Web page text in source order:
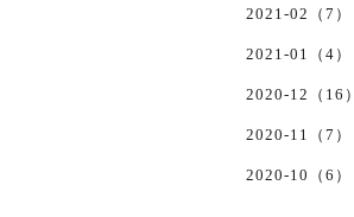
2021-02（7）
2021-01（4）
2020-12（16）
2020-11（7）
2020-10（6）